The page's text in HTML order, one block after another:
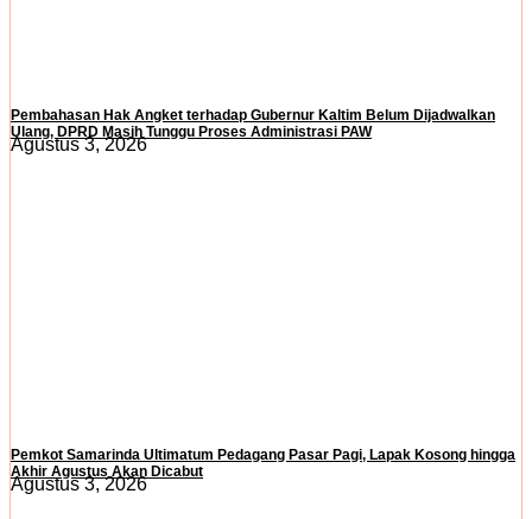
Pembahasan Hak Angket terhadap Gubernur Kaltim Belum Dijadwalkan
Ulang, DPRD Masih Tunggu Proses Administrasi PAW
Agustus 3, 2026
Pemkot Samarinda Ultimatum Pedagang Pasar Pagi, Lapak Kosong hingga
Akhir Agustus Akan Dicabut
Agustus 3, 2026